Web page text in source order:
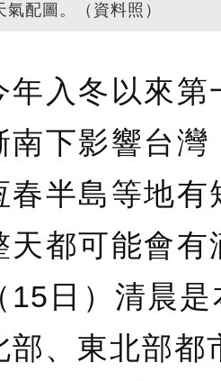
氣配圖。（資料照）
年入冬以來
南下影響台灣
春半島等地有
天都可能會
15日）清晨
部、東北部都